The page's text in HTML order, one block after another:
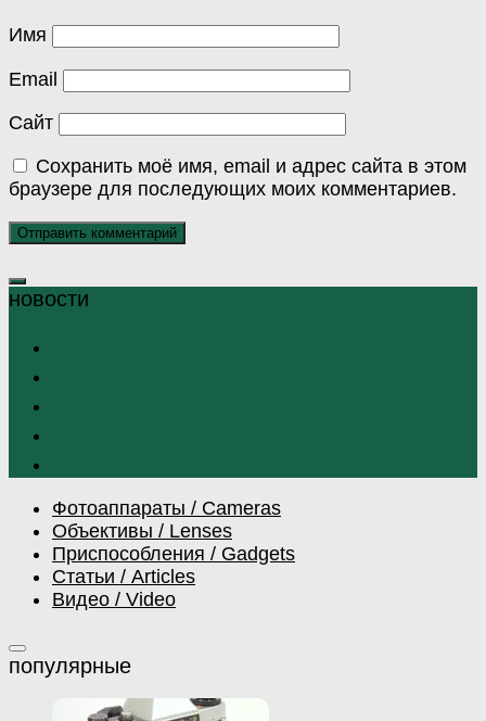
Имя
Email
Сайт
Сохранить моё имя, email и адрес сайта в этом
браузере для последующих моих комментариев.
Фотоаппараты / Cameras
Объективы / Lenses
Приспособления / Gadgets
Статьи / Articles
Видео / Video